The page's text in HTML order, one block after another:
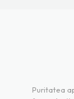
Puritatea